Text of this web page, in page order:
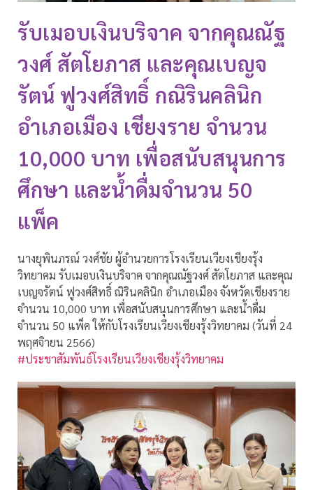
รับเมอบเงินบริจาค จากคุณณัฐ
วงศ์ สัตโยภาส และคุณเบญจ
รัตน์ ฟูวงศ์สิทธิ์ กณิรินคลินิก
อำเภอเมือง เชียงราย จำนวน
10,000 บาท เพื่อสนับสนุนการ
ศึกษา และน้ำดื่มจำนวน 50
แพ็ค
นางยุพินภรณ์ วงศ์ชัย ผู้อำนวยการโรงเรียนเวียงเชียงรุ้ง
วิทยาคม รับเมอบเงินบริจาค จากคุณณัฐวงศ์ สัตโยภาส และคุณ
เบญจรัตน์ ฟูวงศ์สิทธิ์ ณิรินคลินิก อำเภอเมือง จังหวัดเชียงราย
จำนวน 10,000 บาท เพื่อสนับสนุนการศึกษา และน้ำดื่ม
จำนวน 50 แพ็ค ให้กับโรงเรียนเวียงเชียงรุ้งวิทยาคม (วันที่ 24
พฤศจิายน 2566)
#ประชาสัมพันธ์โรงเรียนเวียงเชียงรุ้งวิทยาคม